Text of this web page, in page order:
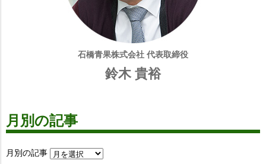
石橋青果株式会社 代表取締役
鈴木 貴裕
月別の記事
月別の記事